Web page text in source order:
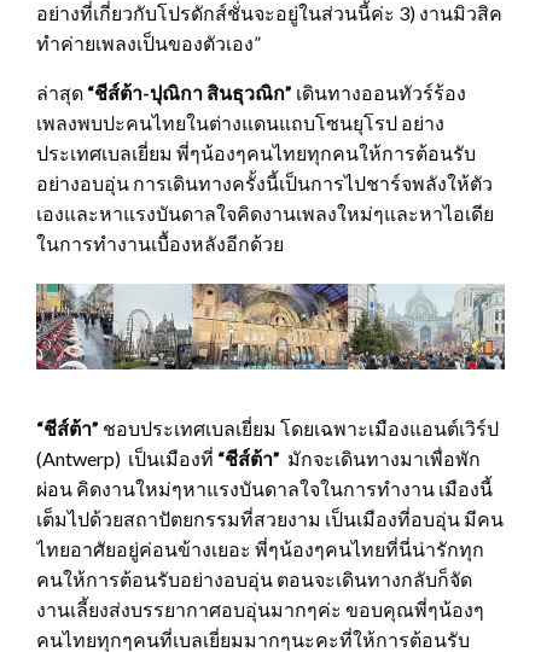
อย่างที่เกี่ยวกับโปรดักส์ชั่นจะอยู่ในส่วนนี้ค่ะ 3) งานมิวสิค
ทำค่ายเพลงเป็นของตัวเอง”
ล่าสุด “ชีส์ต้า-ปุณิกา สินธุวณิก” เดินทางออนทัวร์ร้อง
เพลงพบปะคนไทยในต่างแดนแถบโซนยุโรป อย่าง
ประเทศเบลเยี่ยม พี่ๆน้องๆคนไทยทุกคนให้การต้อนรับ
อย่างอบอุ่น การเดินทางครั้งนี้เป็นการไปชาร์จพลังให้ตัว
เองและหาแรงบันดาลใจคิดงานเพลงใหม่ๆและหาไอเดีย
ในการทำงานเบื้องหลังอีกด้วย
“ชีส์ต้า” ชอบประเทศเบลเยี่ยม โดยเฉพาะเมืองแอนต์เวิร์ป
(Antwerp) เป็นเมืองที่ “ชีส์ต้า” มักจะเดินทางมาเพื่อพัก
ผ่อน คิดงานใหม่ๆหาแรงบันดาลใจในการทำงาน เมืองนี้
เต็มไปด้วยสถาปัตยกรรมที่สวยงาม เป็นเมืองที่อบอุ่น มีคน
ไทยอาศัยอยู่ค่อนข้างเยอะ พี่ๆน้องๆคนไทยที่นี่น่ารักทุก
คนให้การต้อนรับอย่างอบอุ่น ตอนจะเดินทางกลับก็จัด
งานเลี้ยงส่งบรรยากาศอบอุ่นมากๆค่ะ ขอบคุณพี่ๆน้องๆ
คนไทยทุกๆคนที่เบลเยี่ยมมากๆนะคะที่ให้การต้อนรับ